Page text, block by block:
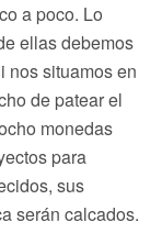
a poco. Lo
ellas debemos
nos situamos en
de patear el
monedas
para
sus
serán calcados.